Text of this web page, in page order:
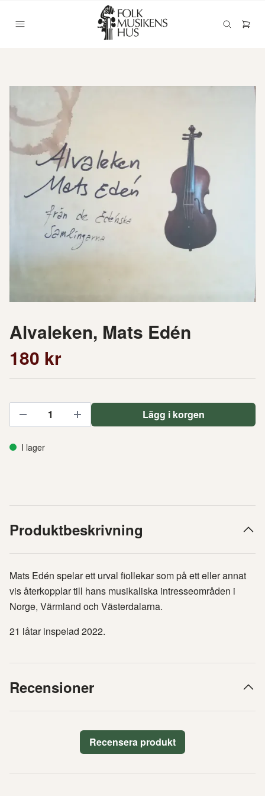
Alvaleken, Mats Edén
180 kr
Lägg i korgen
I lager
Produktbeskrivning
Mats Edén spelar ett urval fiollekar som på ett eller annat
vis återkopplar till hans musikaliska intresseområden i
Norge, Värmland och Västerdalarna.
21 låtar inspelad 2022.
Recensioner
Recensera produkt